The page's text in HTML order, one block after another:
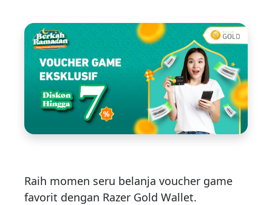
Raih momen seru belanja voucher game
favorit dengan Razer Gold Wallet.